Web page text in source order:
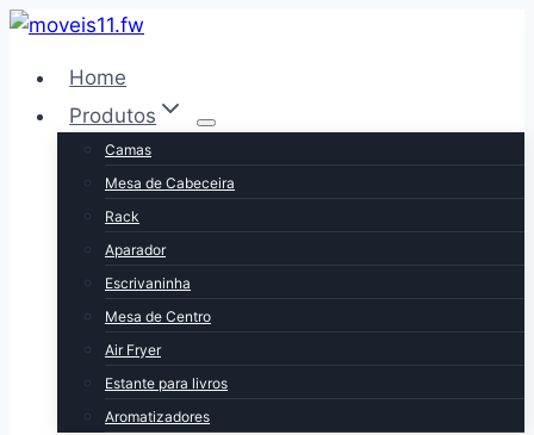
Pular
Conteúdo
Home
Produtos
Camas
Mesa de Cabeceira
Rack
Aparador
Escrivaninha
Mesa de Centro
Air Fryer
Estante para livros
Aromatizadores